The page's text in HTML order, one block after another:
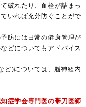
破れたり、血栓が詰まっ
いれば充分防ぐことがで
防には日常の健康管理が
どについてもアドバイス
ど)については、脳神経内
症学会専門医の帯刀医師